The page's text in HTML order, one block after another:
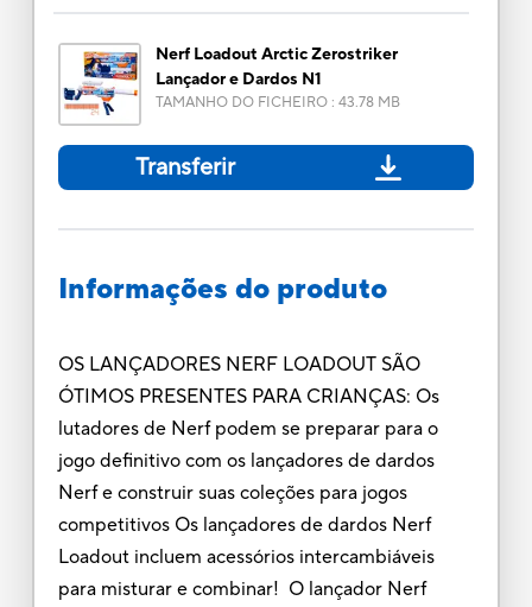
Nerf Loadout Arctic Zerostriker
Lançador e Dardos N1
TAMANHO DO FICHEIRO: 43.78 MB
Transferir
Informações do produto
OS LANÇADORES NERF LOADOUT SÃO
ÓTIMOS PRESENTES PARA CRIANÇAS: Os
lutadores de Nerf podem se preparar para o
jogo definitivo com os lançadores de dardos
Nerf e construir suas coleções para jogos
competitivos Os lançadores de dardos Nerf
Loadout incluem acessórios intercambiáveis
para misturar e combinar! O lançador Nerf